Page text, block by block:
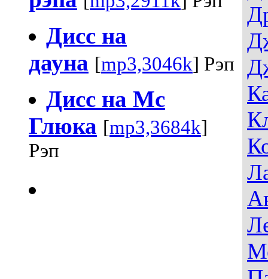
Дисс на
дауна [mp3,3046k] Рэп
Дисс на Мс
Глюка [mp3,3684k]
Рэп